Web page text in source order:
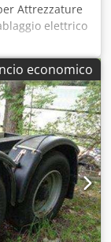
Attrezzature
elettrico
per
1085/H420
repulsione:
-Carico di
mm -Peso a
nello
economico